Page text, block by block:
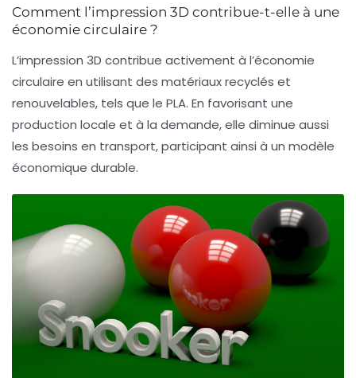
Comment l’impression 3D contribue-t-elle à une
économie circulaire ?
L’impression 3D contribue activement à l’économie
circulaire en utilisant des matériaux recyclés et
renouvelables, tels que le PLA. En favorisant une
production locale et à la demande, elle diminue aussi
les besoins en transport, participant ainsi à un modèle
économique durable.